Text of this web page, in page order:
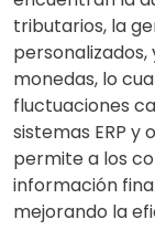
tributarios, la
monedas, lo
fluctuaciones
sistemas ERP
permite a los
información
mejorando la